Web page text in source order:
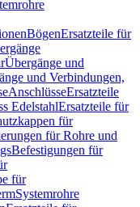
BögenErsatzteile für
Übergänge und
und Verbindungen,
AnschlüsseErsatzteile
EdelstahlErsatzteile für
für
für Rohre und
Befestigungen für
für
Systemrohre